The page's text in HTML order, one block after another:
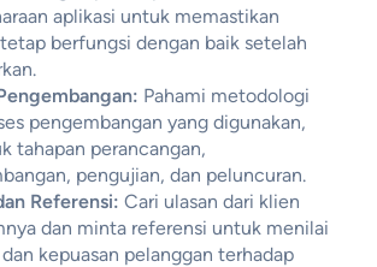
aplikasi untuk memastikan
berfungsi dengan baik setelah
Pahami metodologi
pengembangan yang digunakan,
tahapan perancangan,
pengujian, dan peluncuran.
Referensi: Cari ulasan dari klien
dan minta referensi untuk menilai
kepuasan pelanggan terhadap